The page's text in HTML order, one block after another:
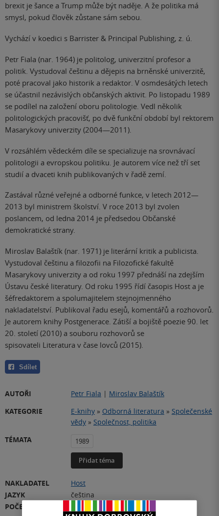
brexit je šance a Trump může být naděje. A že politika má
smysl, pokud člověk zůstane sám sebou.
Vychází v koedici s Barrister & Principal Publishing, z. ú.
Petr Fiala (nar. 1964) je politolog, univerzitní profesor a
politik. Vystudoval češtinu a dějepis na brněnské univerzitě,
poté pracoval jako historik a redaktor. V osmdesátých letech
se účastnil nezávislých občanských aktivit. Po listopadu 1989
se podílel na založení oboru politologie. Vedl několik
politologických pracovišť, po dvě funkční období byl rektorem
Masarykovy univerzity (2004—2011).
V rozsáhlém vědeckém díle se specializuje na srovnávací
politologii a evropskou politiku. Je autorem více než tří set
studií a dvaceti knih publikovaných v řadě zemí.
Zastával různé veřejné a odborné funkce, v letech 2012—
2013 byl ministrem školství. V roce 2013 byl zvolen
poslancem, od ledna 2014 je předsedou Občanské
demokratické strany.
Miroslav Balaštík (nar. 1971) je literární kritik a publicista.
Vystudoval češtinu a filozofii na Filozofické fakultě
Masarykovy univerzity a od roku 1997 přednáší na zdejším
Ústavu české literatury. Od roku 1995 řídí časopis Host a je
šéfredaktorem a spolumajitelem stejnojmenného
nakladatelství. Publikoval řadu esejů, komentářů a rozhovorů.
Je autorem knihy Postgenerace. Zátiší a bojiště poezie 90. let
20. století (2010) a souboru rozhovorů se
spisovateli Literatura v čase lovců (2015).
Sdílet
AUTOŘI Petr Fiala | Miroslav Balaštík
KATEGORIE
E-knihy » Odborná literatura » Společenské
vědy » Společnost, politika
TÉMATA
1989
Přidat téma
NAKLADATEL
Host
JAZYK
čeština
POČET STRAN